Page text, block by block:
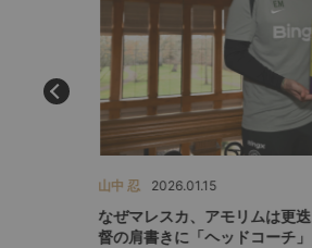
山中 忍 2026.01.15
なぜマレスカ、アモリムは更
督の肩書きに「ヘッドコーチ